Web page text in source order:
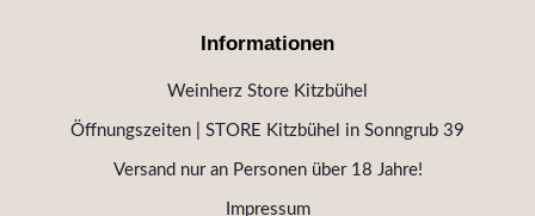
Informationen
Weinherz Store Kitzbühel
Öffnungszeiten | STORE Kitzbühel in Sonngrub 39
Versand nur an Personen über 18 Jahre!
Impressum